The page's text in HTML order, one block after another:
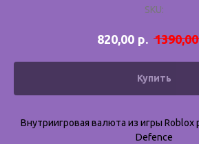
SKU:
820,00 р. 1390,00
Купить
Внутриигровая валюта из игры
Defence